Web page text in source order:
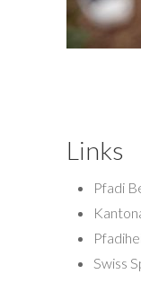
Links
Pfadi
Swiss